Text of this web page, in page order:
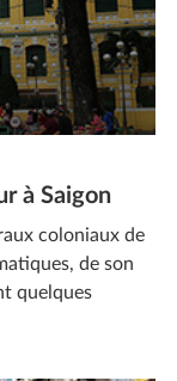
à Saigon
coloniaux de
de son
quelques